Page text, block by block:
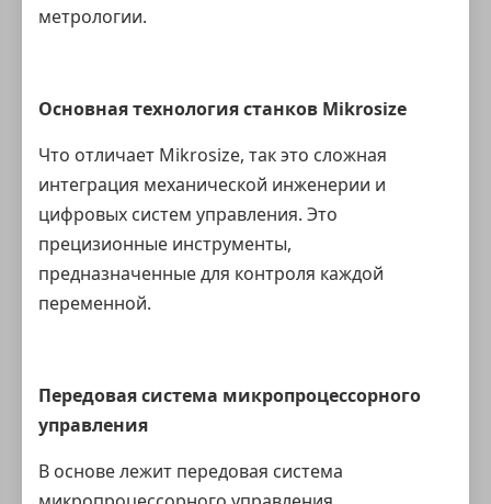
метрологии.
Основная технология станков Mikrosize
Что отличает Mikrosize, так это сложная
интеграция механической инженерии и
цифровых систем управления. Это
прецизионные инструменты,
предназначенные для контроля каждой
переменной.
Передовая система микропроцессорного
управления
В основе лежит передовая система